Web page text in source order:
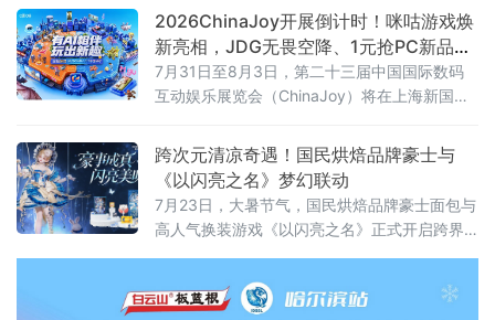
其他相关影响后，核心经营净利润仍有1.55亿
元至2.55亿元。
2026ChinaJoy开展倒计时！咪咕游戏焕
新亮相，JDG无畏空降、1元抢PC新品等
你来
7月31日至8月3日，第二十三届中国国际数码
互动娱乐展览会（ChinaJoy）将在上海新国际
新升级的“咪咕游戏”品牌重磅亮相，锚定“高品
质益智健康游戏社区”全新定位，以精品游戏体
验、AI科技创新、趣味互动福利与电竞演艺活
动，为玩家打造一站式沉浸式逛展体验。
跨次元清凉奇遇！国民烘焙品牌豪士与
《以闪亮之名》梦幻联动
7月23日，大暑节气，国民烘焙品牌豪士面包与
高人气换装游戏《以闪亮之名》正式开启跨界
感，推出「闪亮豪礼」联名礼盒，将松软美味
的烘焙产品与梦幻精致的游戏周边融为一体，